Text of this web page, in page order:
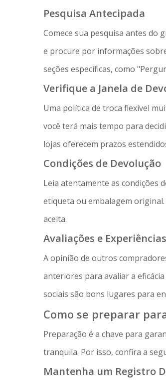
Pesquisa Antecipada
Comece sua pesquisa antes do
e procure por informações
seções específicas, como
Verifique a Janela de
Uma política de troca flexível
você terá mais tempo para
lojas oferecem prazos
Condições de Devolução
Leia atentamente as condições
etiqueta ou embalagem
aceita.
Avaliações e
A opinião de outros
anteriores para avaliar a
sociais são bons lugares para
Como se preparar
Preparação é a chave para
tranquila. Por isso, confira a
Mantenha um Registro